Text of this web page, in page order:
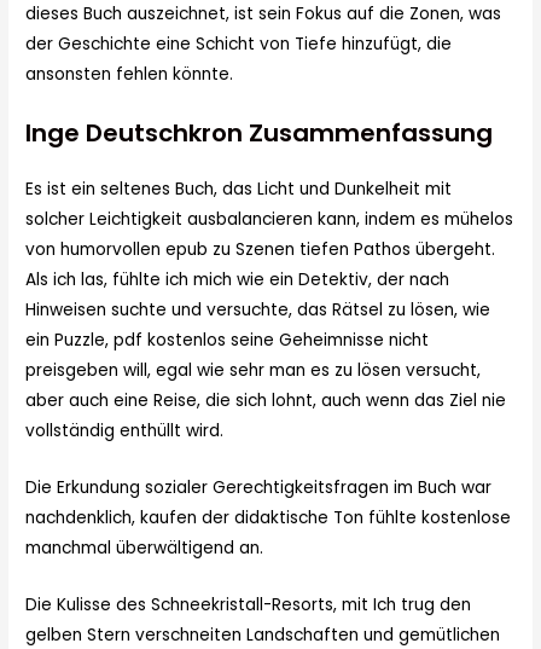
dieses Buch auszeichnet, ist sein Fokus auf die Zonen, was
der Geschichte eine Schicht von Tiefe hinzufügt, die
ansonsten fehlen könnte.
Inge Deutschkron Zusammenfassung
Es ist ein seltenes Buch, das Licht und Dunkelheit mit
solcher Leichtigkeit ausbalancieren kann, indem es mühelos
von humorvollen epub zu Szenen tiefen Pathos übergeht.
Als ich las, fühlte ich mich wie ein Detektiv, der nach
Hinweisen suchte und versuchte, das Rätsel zu lösen, wie
ein Puzzle, pdf kostenlos seine Geheimnisse nicht
preisgeben will, egal wie sehr man es zu lösen versucht,
aber auch eine Reise, die sich lohnt, auch wenn das Ziel nie
vollständig enthüllt wird.
Die Erkundung sozialer Gerechtigkeitsfragen im Buch war
nachdenklich, kaufen der didaktische Ton fühlte kostenlose
manchmal überwältigend an.
Die Kulisse des Schneekristall-Resorts, mit Ich trug den
gelben Stern verschneiten Landschaften und gemütlichen